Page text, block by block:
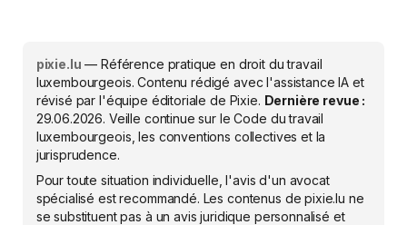
pixie.lu — Référence pratique en droit du travail
luxembourgeois. Contenu rédigé avec l'assistance IA et
révisé par l'équipe éditoriale de Pixie. Dernière revue :
29.06.2026. Veille continue sur le Code du travail
luxembourgeois, les conventions collectives et la
jurisprudence.
Pour toute situation individuelle, l'avis d'un avocat
spécialisé est recommandé. Les contenus de pixie.lu ne
se substituent pas à un avis juridique personnalisé et